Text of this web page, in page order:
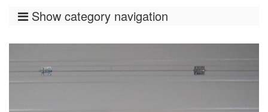
Show category navigation